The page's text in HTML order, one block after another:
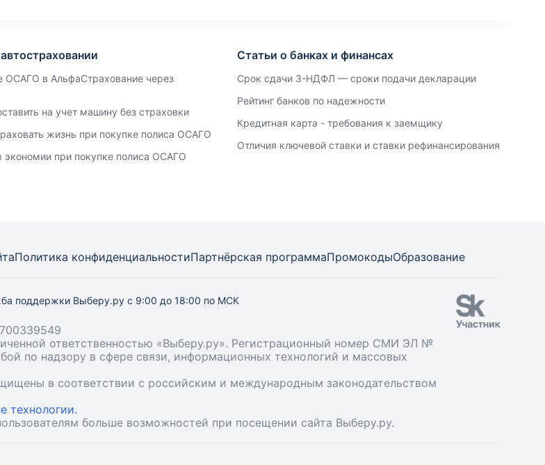
ОСАГО в АльфаСтрахование через
на учет машину без страховки
жизнь при покупке полиса ОСАГО
экономии при покупке полиса ОСАГО
Статьи о банках и финансах
Срок сдачи 3-НДФЛ — сроки подачи декларации
Рейтинг банков по надежности
Кредитная карта - требования к заемщику
Отличия ключевой ставки и ставки рефинансирования
Политика конфиденциальностиПартнёрская программаПромокодыОбразование
поддержки Выберу.ру с 9:00 до 18:00 по МСК
ответственностью «Выберу.ру». Регистрационный номер СМИ ЭЛ №
по надзору в сфере связи, информационных технологий и массовых
в соответствии с российским и международным законодательством
технологии.
больше возможностей при посещении сайта Выберу.ру.